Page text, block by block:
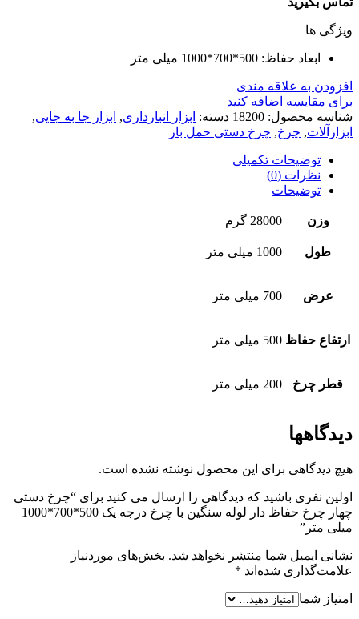
ویژگی ها
ابعاد حفاظ: 500*700*1000 میلی متر
افزودن به علاقه مندی
برای مقایسه اضافه کنید
شناسه محصول: 18200 دسته: ابزار انبارداری, ابزار جا به جایی,
ابزارآلات, چرخ, چرخ دستی حمل بار
توضیحات تکمیلی
نظرات (0)
توضیحات
وزن 28000 گرم
طول 1000 میلی متر
عرض 700 میلی متر
ارتفاع حفاظ 500 میلی متر
قطر چرخ 200 میلی متر
دیدگاهها
هیچ دیدگاهی برای این محصول نوشته نشده است.
اولین نفری باشید که دیدگاهی را ارسال می کنید برای “چرخ دستی
چهار چرخ حفاظ دار لوله سنگین با چرخ درجه یک 500*700*1000
میلی متر”
نشانی ایمیل شما منتشر نخواهد شد. بخش‌های موردنیاز
علامت‌گذاری شده‌اند *
امتیاز شما